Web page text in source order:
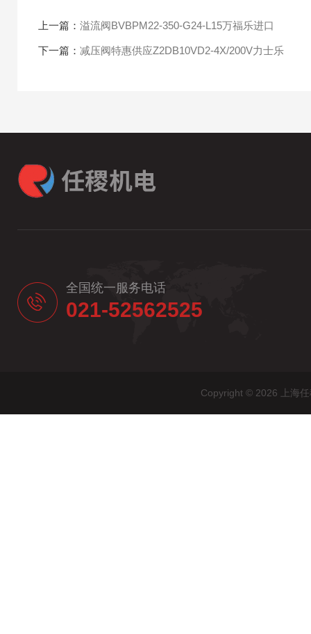
上一篇： 溢流阀BVBPM22-350-G24-L15万福乐进口
下一篇： 减压阀特惠供应Z2DB10VD2-4X/200V力士乐
全国统一服务电话
021-52562525
Copyright © 2026 上海